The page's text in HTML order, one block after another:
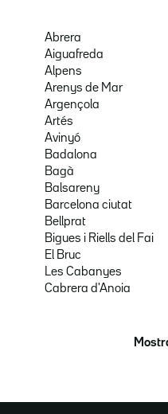
Abrera
Aiguafreda
Alpens
Arenys de Mar
Argençola
Artés
Avinyó
Badalona
Bagà
Balsareny
Barcelona ciutat
Bellprat
Bigues i Riells del Fai
El Bruc
Les Cabanyes
Cabrera d'Anoia